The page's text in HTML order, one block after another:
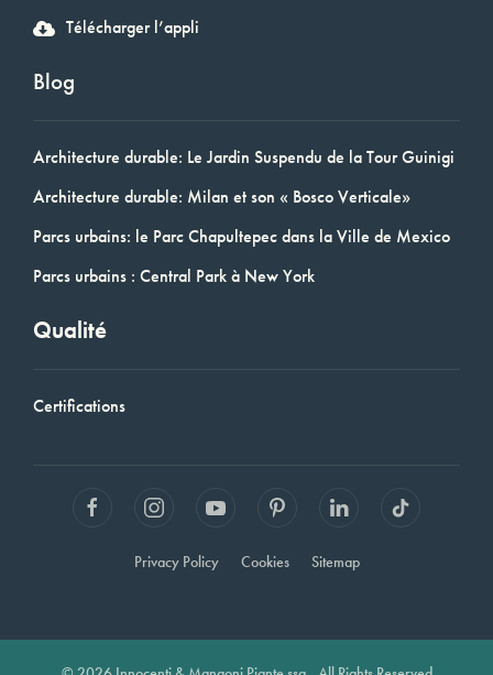
Télécharger l’appli
Blog
Architecture durable: Le Jardin Suspendu de la Tour Guinigi
Architecture durable: Milan et son « Bosco Verticale»
Parcs urbains: le Parc Chapultepec dans la Ville de Mexico
Parcs urbains : Central Park à New York
Qualité
Certifications
Privacy Policy Cookies Sitemap